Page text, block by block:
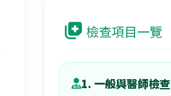
檢查項目一覽
1. 一般與醫師檢查